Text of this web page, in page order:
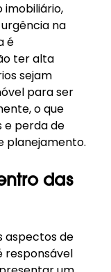
imobiliário,
na
é
ter alta
sejam
para ser
o que
e perda de
planejamento.
das
aspectos de
responsável